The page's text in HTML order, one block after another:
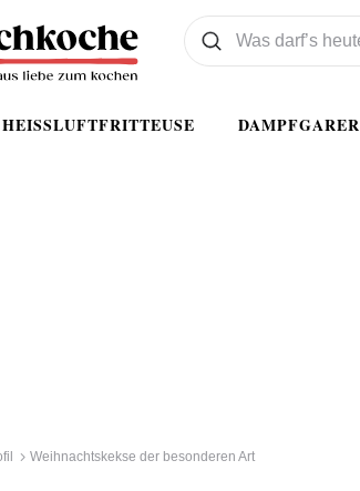
HEISSLUFTFRITTEUSE DAMPFGARER
Was wollen Sie suchen
Suchen
Weihnachtskekse der besonderen Art